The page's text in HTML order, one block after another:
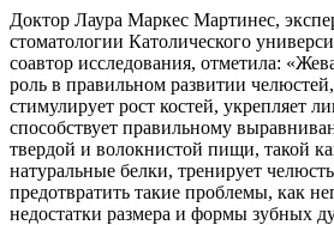
Доктор Лаура Маркес Мартинес,
стоматологии Католического
соавтор исследования, отметила:
роль в правильном развитии
стимулирует рост костей, укрепляет
способствует правильному
твердой и волокнистой пищи, такой
натуральные белки, тренирует
предотвратить такие проблемы, как
недостатки размера и формы зубных